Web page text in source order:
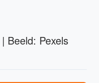
| Beeld: Pexels